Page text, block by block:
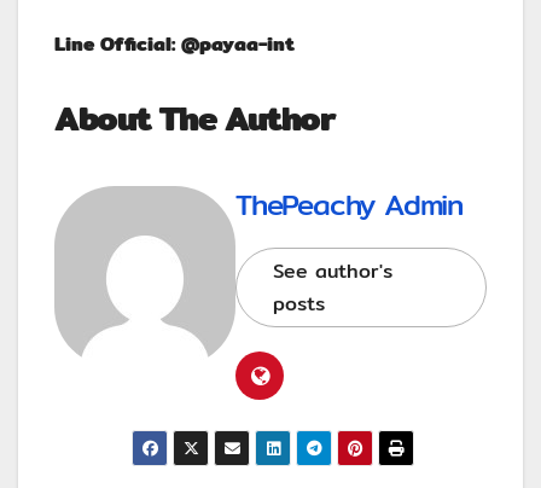
Line Official: @payaa-int
About The Author
ThePeachy Admin
See author's
posts